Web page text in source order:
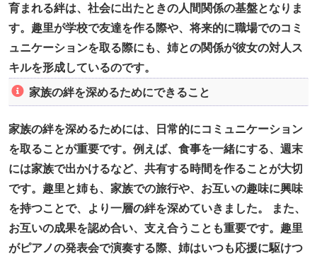
育まれる絆は、社会に出たときの人間関係の基盤となりま
す。趣里が学校で友達を作る際や、将来的に職場でのコミ
ュニケーションを取る際にも、姉との関係が彼女の対人ス
キルを形成しているのです。
家族の絆を深めるためにできること
家族の絆を深めるためには、日常的にコミュニケーション
を取ることが重要です。例えば、食事を一緒にする、週末
には家族で出かけるなど、共有する時間を作ることが大切
です。趣里と姉も、家族での旅行や、お互いの趣味に興味
を持つことで、より一層の絆を深めていきました。 また、
お互いの成果を認め合い、支え合うことも重要です。趣里
がピアノの発表会で演奏する際、姉はいつも応援に駆けつ